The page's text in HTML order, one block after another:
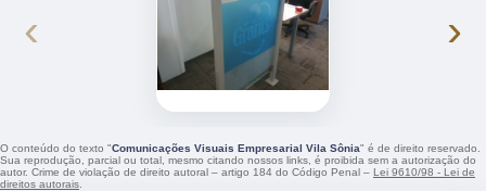
‹ ›
O conteúdo do texto "Comunicações Visuais Empresarial Vila Sônia" é de direito reservado.
Sua reprodução, parcial ou total, mesmo citando nossos links, é proibida sem a autorização do
autor. Crime de violação de direito autoral – artigo 184 do Código Penal – Lei 9610/98 - Lei de
direitos autorais